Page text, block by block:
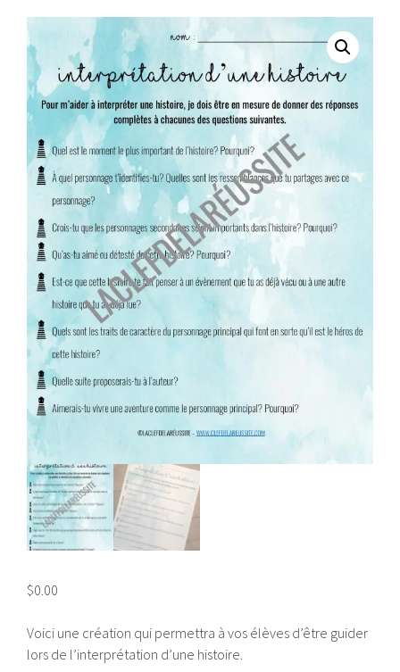
$0.00
Voici une création qui permettra à vos élèves d’être guider
lors de l’interprétation d’une histoire.